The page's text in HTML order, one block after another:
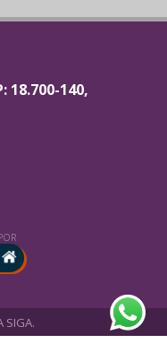
18.700-140,
SIGA.